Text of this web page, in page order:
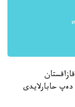
حابارلايدى